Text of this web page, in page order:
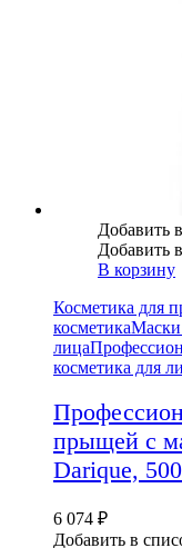
Добавить
Добавить
В корзину
Косметика для
косметикаМаски
лица
косметика для
прыщей с
Darique,
6 074 ₽
Добавить в